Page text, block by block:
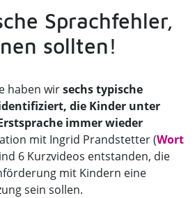
Sprachfehler,
sollten!
haben wirsechs typische
die Kinder unter
immer wieder
mit Ingrid Prandstetter (Wort
6 Kurzvideos entstanden, die
mit Kindern eine
sein sollen.